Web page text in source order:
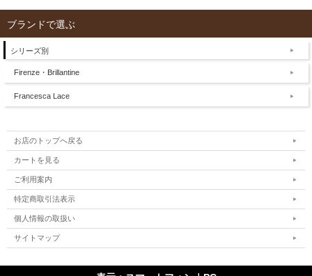
ブランドで選ぶ
シリーズ別
Firenze・Brillantine
Francesca Lace
お店のトップへ戻る
カートを見る
ご利用案内
特定商取引法表示
個人情報の取扱い
サイトマップ